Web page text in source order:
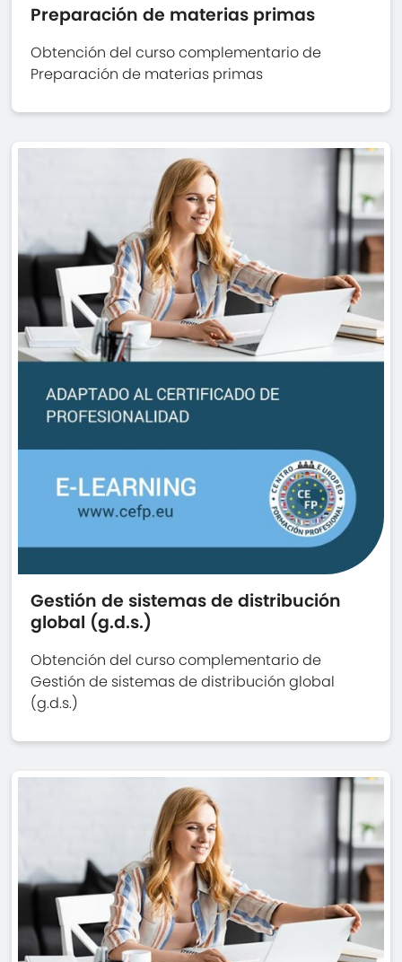
Preparación de materias primas
Obtención del curso complementario de
Preparación de materias primas
Gestión de sistemas de distribución
global (g.d.s.)
Obtención del curso complementario de
Gestión de sistemas de distribución global
(g.d.s.)